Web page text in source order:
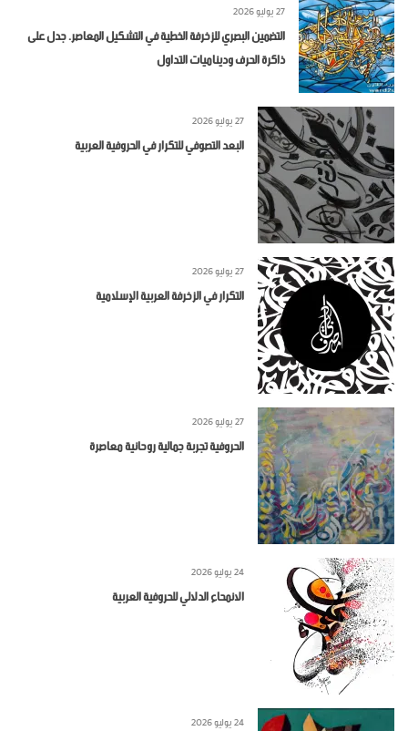
27 يوليو 2026
التضمين البصري للزخرفة الخطية في التشكيل المعاصر. جدل على
ذاكرة الحرف وديناميات التداول
27 يوليو 2026
البعد التصوفي للتكرار في الحروفية العربية
27 يوليو 2026
التكرار في الزخرفة العربية الإسلامية
27 يوليو 2026
الحروفية تجربة جمالية روحانية معاصرة
24 يوليو 2026
الانمحاء الدلالي للحروفية العربية
24 يوليو 2026